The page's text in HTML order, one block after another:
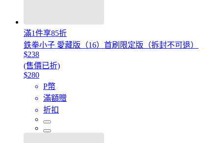
滿1件享85折
鉄拳小子 愛藏版（16）首刷限定版（拆封不可退）
$238
(售價已折)
$280
P幣
滿額贈
折扣